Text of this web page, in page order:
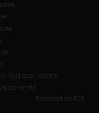
Sud des Landes
de vente
Powered by ICS